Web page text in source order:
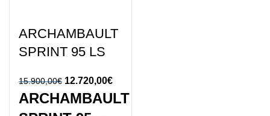
ARCHAMBAULT
SPRINT 95 LS
15.900,00€ Izvirna cena je
bila:
15.900,00€.
12.720,00€
cena je:
ARCHAMBAULT